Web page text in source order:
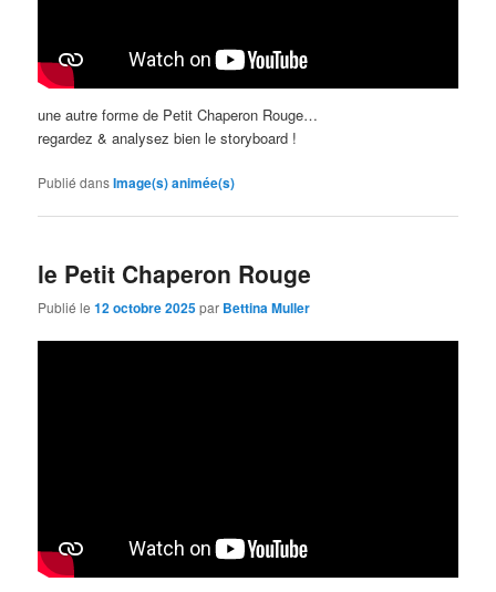
une autre forme de Petit Chaperon Rouge…
regardez & analysez bien le storyboard !
Publié dansImage(s) animée(s)
le Petit Chaperon Rouge
Publié le12 octobre 2025par Bettina Muller